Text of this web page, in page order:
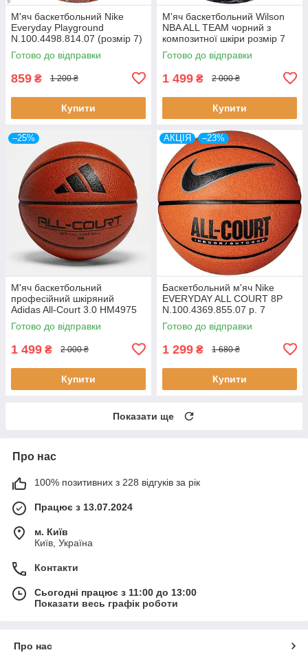
М'яч баскетбольний Nike
Everyday Playground
N.100.4498.814.07 (розмір 7)
Готово до відправки
859 ₴ 1 200 ₴
Купити
М'яч баскетбольний Wilson
NBA ALL TEAM чорний з
композитної шкіри розмір 7
WTB1300XBNBA7
Готово до відправки
1 499 ₴ 2 000 ₴
Купити
–25%
М'яч баскетбольний
професійний шкіряний
Adidas All-Court 3.0 HM4975
(розмір 7)
Готово до відправки
1 499 ₴ 2 000 ₴
Купити
АКЦІЯ –23%
Баскетбольний м'яч Nike
EVERYDAY ALL COURT 8P
N.100.4369.855.07 р. 7
помаранчевий
Готово до відправки
1 299 ₴ 1 680 ₴
Купити
Показати ще
Про нас
100% позитивних з 228 відгуків за рік
Працює з 13.07.2024
м. Київ
Київ, Україна
Контакти
Сьогодні працює з 11:00 до 13:00
Показати весь графік роботи
Про нас